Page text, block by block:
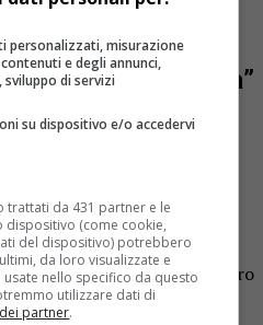
al centro sociale di via
Martino “salvata”
opere di consolidamento e
aprile partiremo con il
il parroco don Ambrogio
inizialmente
poi via via dovrebbero
copertura». L’avvio dei
«Ringraziamo tutti coloro
per coprire le
personalizzati, misurazione
e degli annunci,
sviluppo di servizi
su dispositivo e/o accedervi
trattati da 431 partner e le
(come cookie,
del dispositivo) potrebbero
da loro visualizzate e
nello specifico da questo
utilizzare dati di
partner.